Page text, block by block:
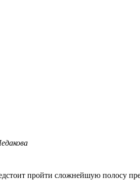
пройти сложнейшую полосу